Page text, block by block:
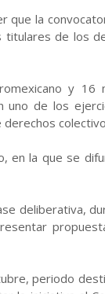
que la
titulares de los
y 16
uno de los
en la que se
deliberativa,
periodo